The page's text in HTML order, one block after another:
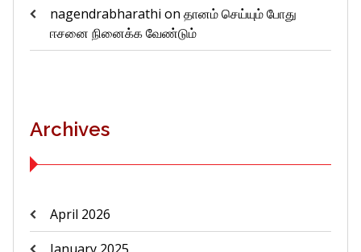
nagendrabharathi on தானம் செய்யும் போது
ஈசனை நினைக்க வேண்டும்
Archives
April 2026